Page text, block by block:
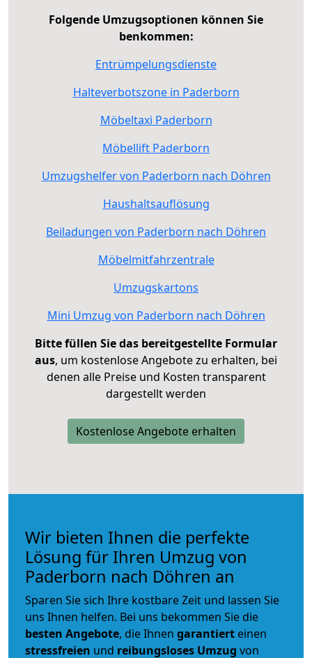
Folgende Umzugsoptionen können Sie
benkommen:
Entrümpelungsdienste
Halteverbotszone in Paderborn
Möbeltaxi Paderborn
Möbellift Paderborn
Umzugshelfer von Paderborn nach Döhren
Haushaltsauflösung
Beiladungen von Paderborn nach Döhren
Möbelmitfahrzentrale
Umzugskartons
Mini Umzug von Paderborn nach Döhren
Bitte füllen Sie das bereitgestellte Formular
aus, um kostenlose Angebote zu erhalten, bei
denen alle Preise und Kosten transparent
dargestellt werden
Kostenlose Angebote erhalten
Wir bieten Ihnen die perfekte
Lösung für Ihren Umzug von
Paderborn nach Döhren an
Sparen Sie sich Ihre kostbare Zeit und lassen Sie
uns Ihnen helfen. Bei uns bekommen Sie die
besten Angebote, die Ihnen garantiert einen
stressfreien und reibungsloses Umzug von